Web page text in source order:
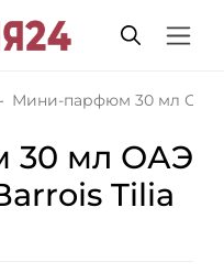
Мини-парфюм 30 мл ОАЭ
30 мл ОАЭ
Tilia